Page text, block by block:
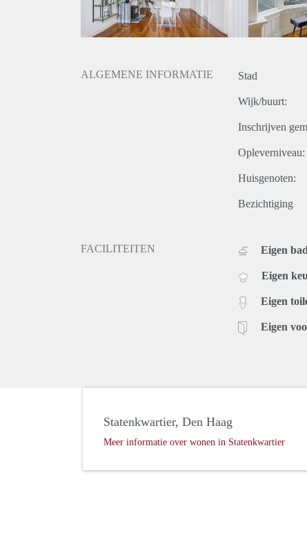
ALGEMENE INFORMATIE Stad
Wijk/buurt:
Inschrijven
Opleverniveau:
Huisgenoten:
Bezichtiging
FACILITEITEN Eigen
Eigen
Eigen
Eigen
Statenkwartier, Den Haag
Meer informatie over wonen in Statenkwartier